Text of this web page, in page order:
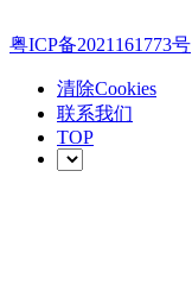
粤ICP备2021161773号
清除Cookies
联系我们
TOP